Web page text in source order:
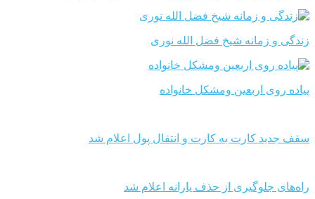
زندگی و زمانه شیخ فضل الله نوری
پیاده روی اربعین ومشکل خانواده
سقف جدید کارت به کارت و انتقال پول اعلام شد
راه‌های جلوگیری از حذف یارانه اعلام شد